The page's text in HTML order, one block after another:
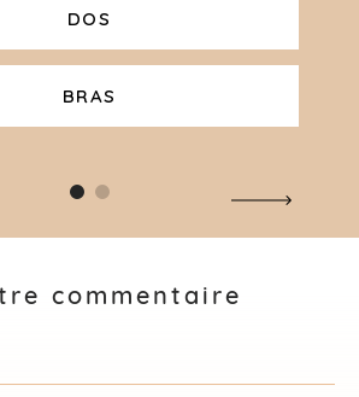
DOS
BRAS
commentaire